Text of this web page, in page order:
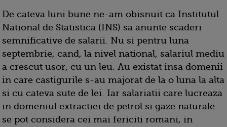
De cateva luni bune ne-am obisnuit ca Institutul
National de Statistica (INS) sa anunte scaderi
semnificative de salarii. Nu si pentru luna
septembrie, cand, la nivel national, salariul mediu
a crescut usor, cu un leu. Au existat insa domenii
in care castigurile s-au majorat de la o luna la alta
si cu cateva sute de lei. Iar salariatii care lucreaza
in domeniul extractiei de petrol si gaze naturale
se pot considera cei mai fericiti romani, in